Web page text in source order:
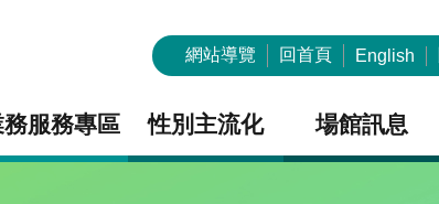
網站導覽 回首頁 English
服務專區 性別主流化 場館訊息